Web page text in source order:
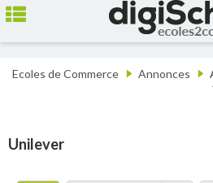
Ecoles de Commerce Annonces
Unilever